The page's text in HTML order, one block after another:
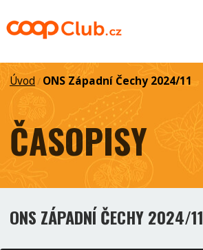
Úvod / ONS Západní Čechy 2024/11
ČASOPISY
ONS ZÁPADNÍ ČECHY 2024/11